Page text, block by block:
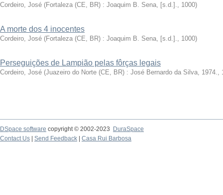
Cordeiro, José (Fortaleza (CE, BR) : Joaquim B. Sena, [s.d.]., 1000)
A morte dos 4 inocentes
Cordeiro, José (Fortaleza (CE, BR) : Joaquim B. Sena, [s.d.]., 1000)
Perseguições de Lampião pelas fôrças legais
Cordeiro, José (Juazeiro do Norte (CE, BR) : José Bernardo da Silva, 1974.,
DSpace software copyright © 2002-2023
DuraSpace
Contact Us
Send Feedback Casa Rui Barbosa